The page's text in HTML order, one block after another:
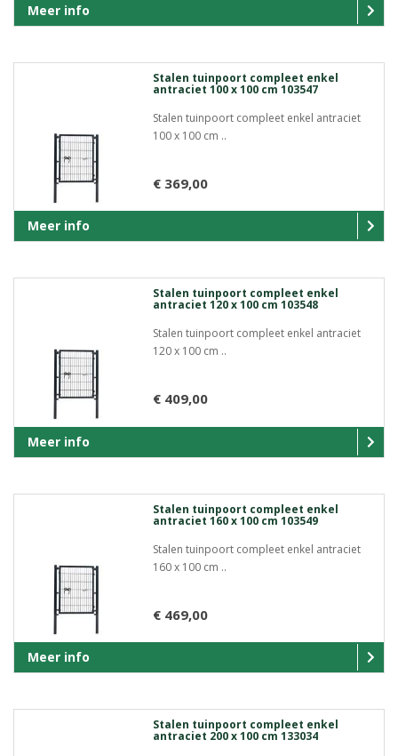
Meer info
Stalen tuinpoort compleet enkel
antraciet 100 x 100 cm 103547
Stalen tuinpoort compleet enkel antraciet
100 x 100 cm ..
€ 369,00
Meer info
Stalen tuinpoort compleet enkel
antraciet 120 x 100 cm 103548
Stalen tuinpoort compleet enkel antraciet
120 x 100 cm ..
€ 409,00
Meer info
Stalen tuinpoort compleet enkel
antraciet 160 x 100 cm 103549
Stalen tuinpoort compleet enkel antraciet
160 x 100 cm ..
€ 469,00
Meer info
Stalen tuinpoort compleet enkel
antraciet 200 x 100 cm 133034